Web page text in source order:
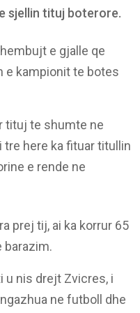
sjellin tituj boterore.
e gjalle qe
e kampionit te botes
tituj te shumte ne
tre here ka fituar titullin
e rende ne
prej tij, ai ka korrur 65
barazim.
u nis drejt Zvicres, i
ne futboll dhe